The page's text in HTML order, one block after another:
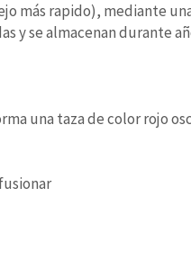
más rapido), mediante
y se almacenan
una taza de color rojo